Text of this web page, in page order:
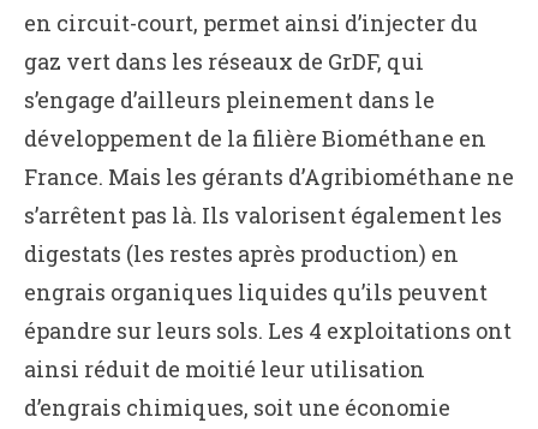
en circuit-court, permet ainsi d’injecter du
gaz vert dans les réseaux de GrDF, qui
s’engage d’ailleurs pleinement dans le
développement de la filière Biométhane en
France. Mais les gérants d’Agribiométhane ne
s’arrêtent pas là. Ils valorisent également les
digestats (les restes après production) en
engrais organiques liquides qu’ils peuvent
épandre sur leurs sols. Les 4 exploitations ont
ainsi réduit de moitié leur utilisation
d’engrais chimiques, soit une économie